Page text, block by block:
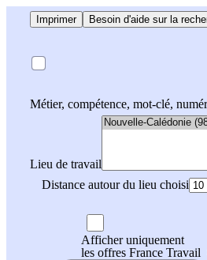
Imprimer Besoin d'aide sur la
Métier, compétence, mot-clé,
Lieu de travail
Distance autour du lieu choisi
Afficher uniquement
les offres France Travail